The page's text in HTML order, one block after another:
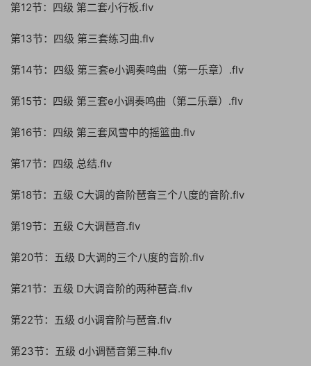
第12节：四级 第二套小行板.flv
第13节：四级 第三套练习曲.flv
第14节：四级 第三套e小调奏鸣曲（第一乐章）.flv
第15节：四级 第三套e小调奏鸣曲（第二乐章）.flv
第16节：四级 第三套风雪中的摇篮曲.flv
第17节：四级 总结.flv
第18节：五级 C大调的音阶琶音三个八度的音阶.flv
第19节：五级 C大调琶音.flv
第20节：五级 D大调的三个八度的音阶.flv
第21节：五级 D大调音阶的两种琶音.flv
第22节：五级 d小调音阶与琶音.flv
第23节：五级 d小调琶音第三种.flv